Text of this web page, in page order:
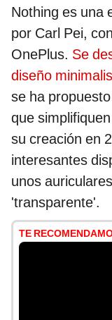
Nothing es una
por Carl Pei,
OnePlus. Se
diseño
se ha
que
su creación en
interesantes
unos
'transparente'.
TE